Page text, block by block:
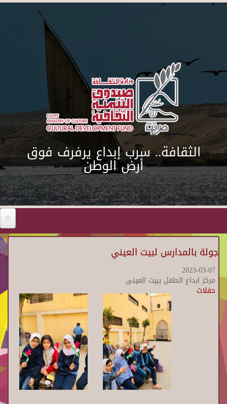
Skip to main content
الثقافة.. سرب إبداع يرفرف فوق
أرض الوطن
جولة بالمدارس لبيت العيني
2023-03-07
مركز ابداع الطفل ببيت العينى
حفلات